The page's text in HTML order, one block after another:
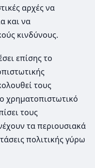
αρχές να
και να
κινδύνους.
επίσης το
τους
χρηματοπιστωτικό
τους
τα περιουσιακά
πολιτικής γύρω